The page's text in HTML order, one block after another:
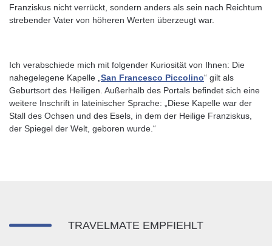
Franziskus nicht verrückt, sondern anders als sein nach Reichtum
strebender Vater von höheren Werten überzeugt war.
Ich verabschiede mich mit folgender Kuriosität von Ihnen: Die
nahegelegene Kapelle „ San Francesco Piccolino“ gilt als
Geburtsort des Heiligen. Außerhalb des Portals befindet sich eine
weitere Inschrift in lateinischer Sprache: „Diese Kapelle war der
Stall des Ochsen und des Esels, in dem der Heilige Franziskus,
der Spiegel der Welt, geboren wurde.“
TRAVELMATE EMPFIEHLT